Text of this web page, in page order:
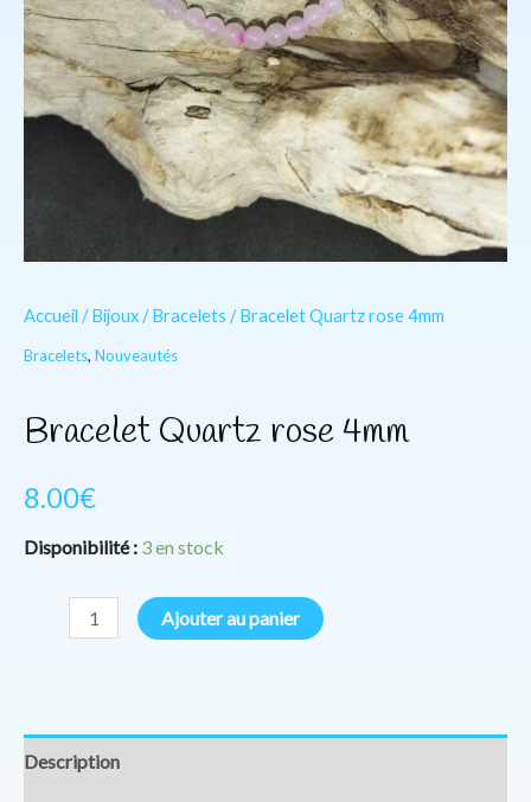
Accueil /Bijoux/Bracelets / Bracelet Quartz rose 4mm
Bracelets, Nouveautés
Bracelet Quartz rose 4mm
8.00€
Disponibilité : 3 en stock
Ajouter au panier
Description